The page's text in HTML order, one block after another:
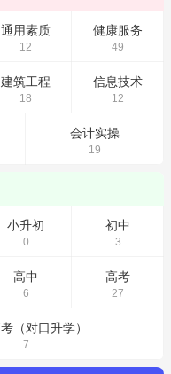
通用素质
12
健康服务
49
建筑工程
18
信息技术
12
会计实操
19
小升初
0
初中
3
高中
6
高考
27
（对口升学）
7